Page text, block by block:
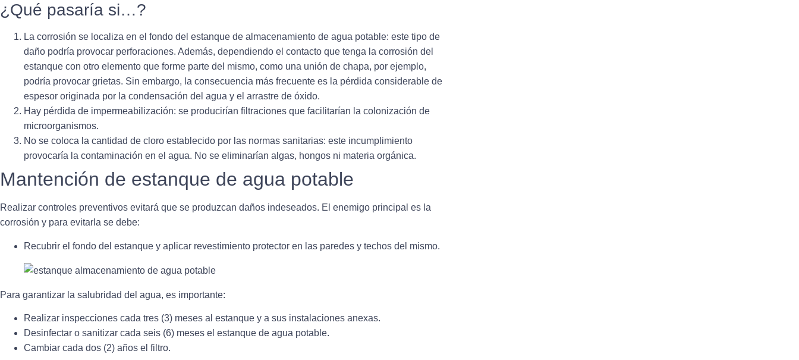
¿Qué pasaría si…?
La corrosión se localiza en el fondo del estanque de almacenamiento de agua potable: este tipo de
daño podría provocar perforaciones. Además, dependiendo el contacto que tenga la corrosión del
estanque con otro elemento que forme parte del mismo, como una unión de chapa, por ejemplo,
podría provocar grietas. Sin embargo, la consecuencia más frecuente es la pérdida considerable de
espesor originada por la condensación del agua y el arrastre de óxido.
Hay pérdida de impermeabilización: se producirían filtraciones que facilitarían la colonización de
microorganismos.
No se coloca la cantidad de cloro establecido por las normas sanitarias: este incumplimiento
provocaría la contaminación en el agua. No se eliminarían algas, hongos ni materia orgánica.
Mantención de estanque de agua potable
Realizar controles preventivos evitará que se produzcan daños indeseados. El enemigo principal es la
corrosión y para evitarla se debe:
Recubrir el fondo del estanque y aplicar revestimiento protector en las paredes y techos del mismo.
Para garantizar la salubridad del agua, es importante:
Realizar inspecciones cada tres (3) meses al estanque y a sus instalaciones anexas.
Desinfectar o sanitizar cada seis (6) meses el estanque de agua potable.
Cambiar cada dos (2) años el filtro.